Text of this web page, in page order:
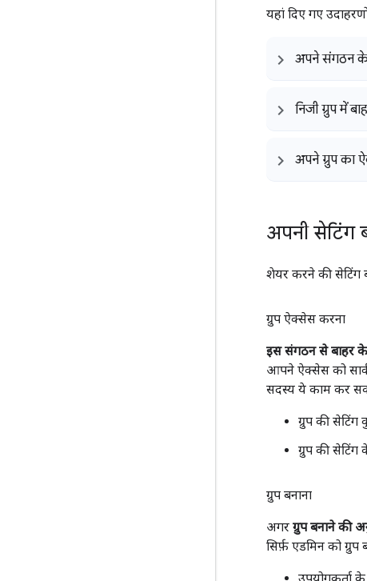
यहां दिए गए
अपने संगठन के
निजी ग्रुप में
अपने ग्रुप का
अपनी सेटिंग
शेयर करने की सेटिंग
ग्रुप ऐक्सेस करना
इस संगठन से बाहर
आपने ऐक्सेस को
सदस्य ये काम कर
ग्रुप की
ग्रुप की
ग्रुप बनाना
अगर ग्रुप बनाने की
सिर्फ़ एडमिन को ग्रुप